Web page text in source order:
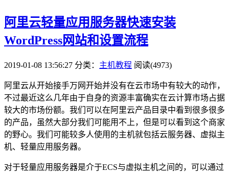
阿里云轻量应用服务器快速安装
WordPress网站和设置流程
2019-01-08 13:56:27 分类： 主机教程 阅读(4973)
阿里云从开始接手万网开始并没有在云市场中有较大的动作，
不过最近这么几年由于自身的资源丰富确实在云计算市场占据
较大的市场份额。我们可以在阿里云产品目录中看到很多很多
的产品，虽然大部分我们可能用不上，但是可以看到这个商家
的野心。我们可能较多人使用的主机就包括云服务器、虚拟主
机、轻量应用服务器。
对于轻量应用服务器是介于ECS与虚拟主机之间的，可以通过